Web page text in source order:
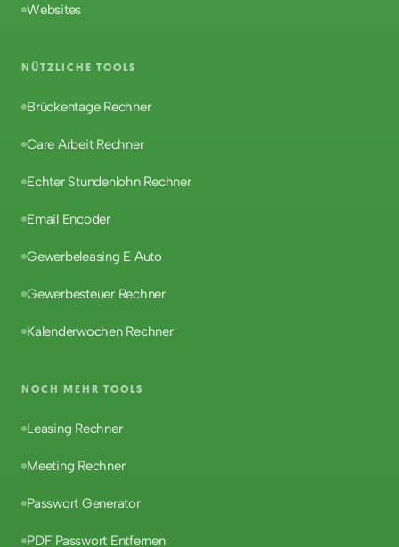
Websites
NÜTZLICHE TOOLS
Brückentage Rechner
Care Arbeit Rechner
Echter Stundenlohn Rechner
Email Encoder
Gewerbeleasing E Auto
Gewerbesteuer Rechner
Kalenderwochen Rechner
NOCH MEHR TOOLS
Leasing Rechner
Meeting Rechner
Passwort Generator
PDF Passwort Entfernen